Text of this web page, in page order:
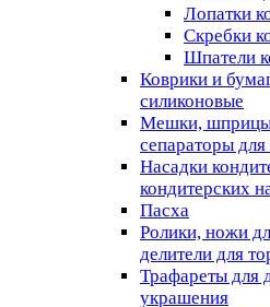
Лопатки
Скребки
Шпатели
Коврики и
силиконовые
Мешки,
сепараторы для
Насадки
кондитерских
Пасха
Ролики, ножи
делители для
Трафареты для
украшения